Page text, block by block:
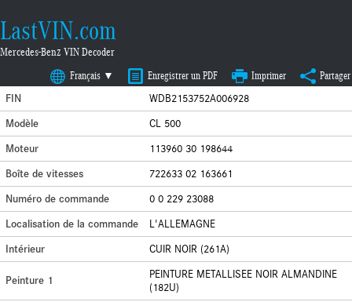
LastVIN.com
Mercedes-Benz VIN Decoder
Français ▼ Enregistrer un PDF Imprimer Partager
FIN
WDB2153752A006928
Modèle
CL 500
Moteur
113960 30 198644
Boîte de vitesses
722633 02 163661
Numéro de commande
0 0 229 23088
Localisation de la commande
L'ALLEMAGNE
Intérieur
CUIR NOIR (261A)
Peinture 1
PEINTURE METALLISEE NOIR ALMANDINE
(182U)